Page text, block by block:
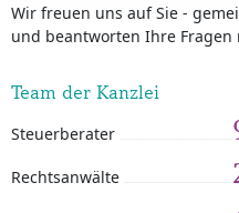
Wir freuen uns auf Sie -
und beantworten Ihre
Team der Kanzlei
Steuerberater
Rechtsanwälte